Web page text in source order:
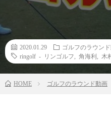
2020.01.29
ゴルフのラウン
ringolf - リンゴルフ
角海利 木
HOME ゴルフのラウンド動画